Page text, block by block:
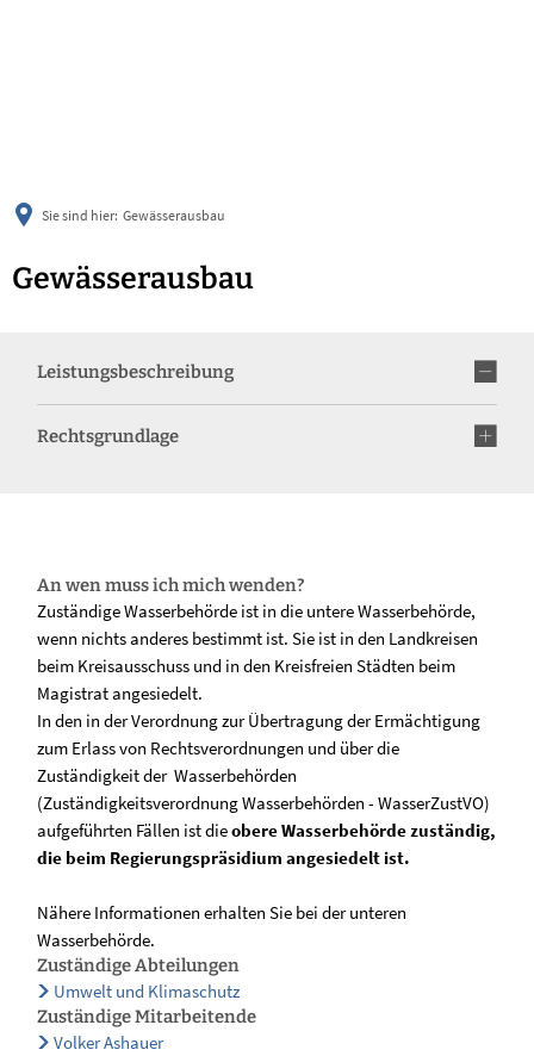
Sie sind hier: Gewässerausbau
Gewässerausbau
Leistungsbeschreibung
Rechtsgrundlage
An wen muss ich mich wenden?
Zuständige Wasserbehörde ist in die untere Wasserbehörde,
wenn nichts anderes bestimmt ist. Sie ist in den Landkreisen
beim Kreisausschuss und in den Kreisfreien Städten beim
Magistrat angesiedelt.
In den in der Verordnung zur Übertragung der Ermächtigung
zum Erlass von Rechtsverordnungen und über die
Zuständigkeit der Wasserbehörden
(Zuständigkeitsverordnung Wasserbehörden - WasserZustVO)
aufgeführten Fällen ist dieobere Wasserbehörde zuständig,
die beim Regierungspräsidium angesiedelt ist.
Nähere Informationen erhalten Sie bei der unteren
Wasserbehörde.
Zuständige Abteilungen
Umwelt und Klimaschutz
Zuständige Mitarbeitende
Volker Ashauer